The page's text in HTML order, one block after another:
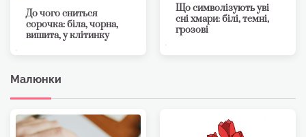
До чого сниться
сорочка: біла, чорна,
вишита, у клітинку
Що символізують уві
сні хмари: білі, темні,
грозові
Малюнки